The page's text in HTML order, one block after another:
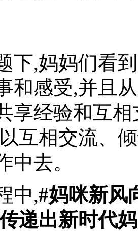
下,妈妈们看
和感受,并且
享经验和互
互相交流、
中去。
中,#妈咪新风
递出新时代